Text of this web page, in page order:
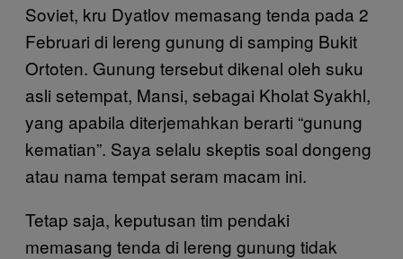
Soviet, kru Dyatlov memasang tenda pada 2
Februari di lereng gunung di samping Bukit
Ortoten. Gunung tersebut dikenal oleh suku
asli setempat, Mansi, sebagai Kholat Syakhl,
yang apabila diterjemahkan berarti “gunung
kematian”. Saya selalu skeptis soal dongeng
atau nama tempat seram macam ini.
Tetap saja, keputusan tim pendaki
memasang tenda di lereng gunung tidak